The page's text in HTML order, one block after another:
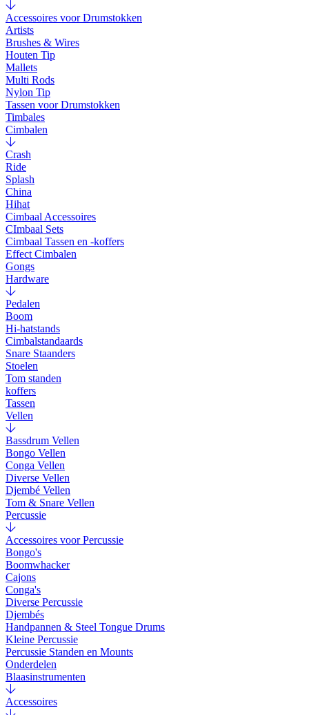
Accessoires voor Drumstokken
Artists
Brushes & Wires
Houten Tip
Mallets
Multi Rods
Nylon Tip
Tassen voor Drumstokken
Timbales
Cimbalen
Crash
Ride
Splash
China
Hihat
Cimbaal Accessoires
CImbaal Sets
Cimbaal Tassen en -koffers
Effect Cimbalen
Gongs
Hardware
Pedalen
Boom
Hi-hatstands
Cimbalstandaards
Snare Staanders
Stoelen
Tom standen
koffers
Tassen
Vellen
Bassdrum Vellen
Bongo Vellen
Conga Vellen
Diverse Vellen
Djembé Vellen
Tom & Snare Vellen
Percussie
Accessoires voor Percussie
Bongo's
Boomwhacker
Cajons
Conga's
Diverse Percussie
Djembés
Handpannen & Steel Tongue Drums
Kleine Percussie
Percussie Standen en Mounts
Onderdelen
Blaasinstrumenten
Accessoires